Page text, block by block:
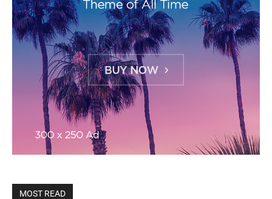
MOST READ